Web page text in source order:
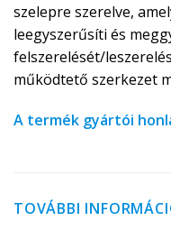
szelepre szerelve,
leegyszerűsíti és
felszerelését/
működtető szerkezet
A termék gyártói
TOVÁBBI